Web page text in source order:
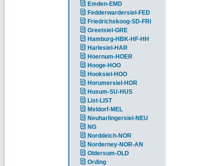
Emden-EMD
Fedderwardersiel-FED
Friedrichskoog-SD-FRI
Greetsiel-GRE
Hamburg-HBK-HF-HH
Harlesiel-HAR
Hoernum-HOER
Hooge-HOO
Hooksiel-HOO
Horumersiel-HOR
Husum-SU-HUS
List-LIST
Meldorf-MEL
Neuharlingersiel-NEU
NG
Norddeich-NOR
Norderney-NOR-AN
Oldersum-OLD
Ording